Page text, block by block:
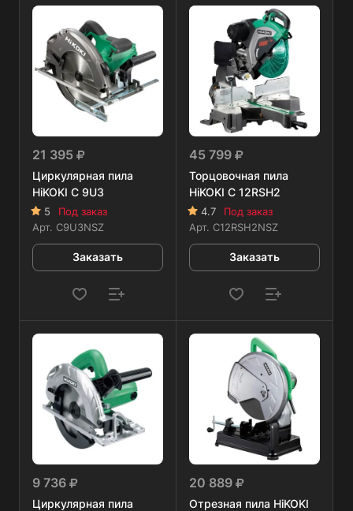
21 395
Циркулярная пила
HiKOKI C 9U3
5
Под заказ
Арт. C9U3NSZ
Заказать
45 799
Торцовочная пила
HiKOKI C 12RSH2
4.7
Под заказ
Арт. C12RSH2NSZ
Заказать
9 736
Циркулярная пила
20 889
Отрезная пила HiKOKI